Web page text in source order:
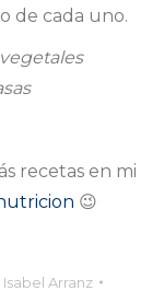
de cada uno.
recetas en mi
😉
Isabel Arranz